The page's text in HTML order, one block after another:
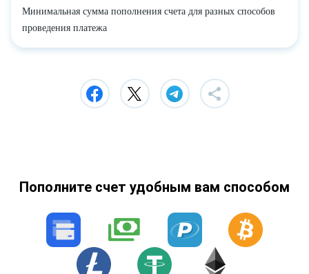
Минимальная сумма пополнения счета для разных способов
проведения платежа
Пополните счет удобным вам способом